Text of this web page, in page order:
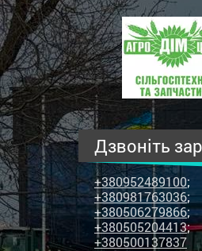
ПП
"Агродім-
центр"
-
продаж
сільськогосподарської
техніки
та
запчастин
Дзвоніть
+380952489100;
+380981763036;
+380506279866;
+380505204413;
+380500137837